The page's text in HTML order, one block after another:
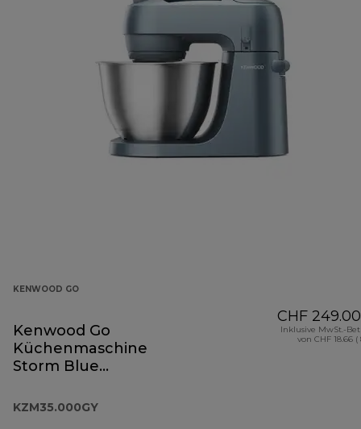
KENWOOD GO
Kenwood Go
Küchenmaschine
Storm Blue
KZM35.000GY
CHF 249.00
Inklusive MwSt.-
von CHF 18.66 (